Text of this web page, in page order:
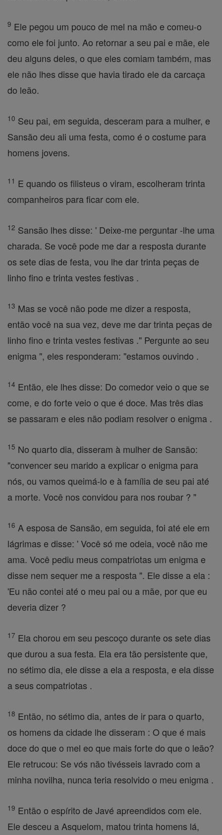
9 Ele pegou um pouco de mel na mão e comeu-o
como ele foi junto. Ao retornar a seu pai e mãe, ele
deu alguns deles, o que eles comiam também, mas
ele não lhes disse que havia tirado ele da carcaça
do leão.
10 Seu pai, em seguida, desceram para a mulher, e
Sansão deu ali uma festa, como é o costume para
homens jovens.
11 E quando os filisteus o viram, escolheram trinta
companheiros para ficar com ele.
12 Sansão lhes disse: ' Deixe-me perguntar -lhe uma
charada. Se você pode me dar a resposta durante
os sete dias de festa, vou lhe dar trinta peças de
linho fino e trinta vestes festivas .
13 Mas se você não pode me dizer a resposta,
então você na sua vez, deve me dar trinta peças de
linho fino e trinta vestes festivas ." Pergunte ao seu
enigma ", eles responderam: "estamos ouvindo .
14 Então, ele lhes disse: Do comedor veio o que se
come, e do forte veio o que é doce. Mas três dias
se passaram e eles não podiam resolver o enigma .
15 No quarto dia, disseram à mulher de Sansão:
"convencer seu marido a explicar o enigma para
nós, ou vamos queimá-lo e à família de seu pai até
a morte. Você nos convidou para nos roubar ? "
16 A esposa de Sansão, em seguida, foi até ele em
lágrimas e disse: ' Você só me odeia, você não me
ama. Você pediu meus compatriotas um enigma e
disse nem sequer me a resposta ". Ele disse a ela :
'Eu não contei até o meu pai ou a mãe, por que eu
deveria dizer ?
17 Ela chorou em seu pescoço durante os sete dias
que durou a sua festa. Ela era tão persistente que,
no sétimo dia, ele disse a ela a resposta, e ela disse
a seus compatriotas .
18 Então, no sétimo dia, antes de ir para o quarto,
os homens da cidade lhe disseram : O que é mais
doce do que o mel eo que mais forte do que o leão?
Ele retrucou: Se vós não tivésseis lavrado com a
minha novilha, nunca teria resolvido o meu enigma .
19 Então o espírito de Javé apreendidos com ele.
Ele desceu a Asquelom, matou trinta homens lá,